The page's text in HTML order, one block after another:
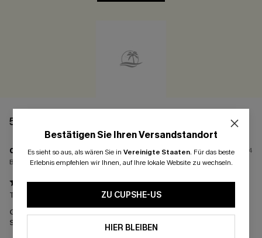
58 BEWERTUNGEN
d****
10/03/2024
Bestellte Größen:M
Tolle Passform und super Qualität!
Größe passen:
Stretchfähigkeit:
Bestätigen Sie Ihren Versandstandort
Es sieht so aus, als wären Sie in Vereinigte Staaten. Für das beste
Erlebnis empfehlen wir Ihnen, auf Ihre lokale Website zu wechseln.
ZU CUPSHE-US
HIER BLEIBEN